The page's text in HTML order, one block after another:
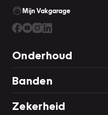
Mijn Vakgarage
Onderhoud
Banden
Zekerheid